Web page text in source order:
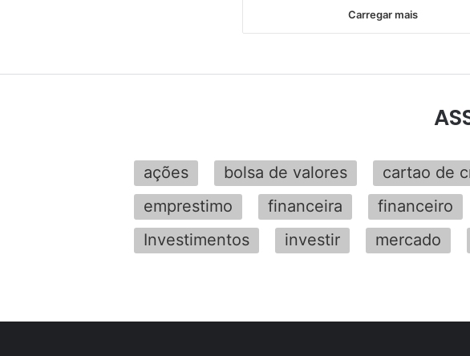
Carregar mais
ações bolsa de valores cartao de
emprestimo
financeira financeiro
Investimentos
investir mercado